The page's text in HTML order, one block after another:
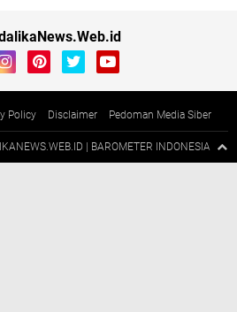
Policy Disclaimer Pedoman Media Siber
| BAROMETER INDONESIA